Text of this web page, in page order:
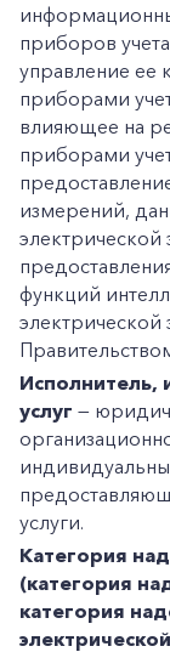
приборов
управление ее
приборами
влияющее на
приборами
измерений,
электрической
функций
Исполнитель,
услуг —
услуги.
Категория
(категория
категория